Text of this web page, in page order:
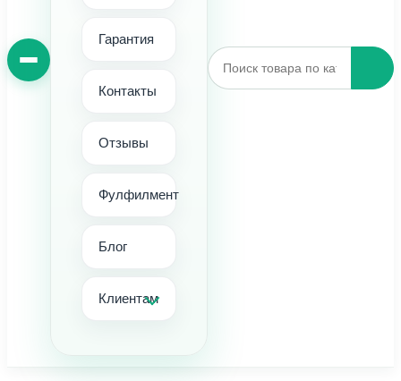
Гарантия
Контакты
Отзывы
Фулфилмент
Блог
Клиентам